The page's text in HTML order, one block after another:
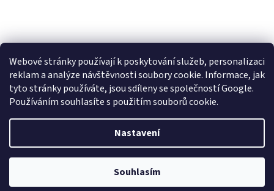
Webové stránky používají k poskytování služeb, personalizaci
reklam a analýze návštěvnosti soubory cookie. Informace, jak
tyto stránky používáte, jsou sdíleny se společností Google.
Používáním souhlasíte s použitím souborů cookie.
Nastavení
Souhlasím
Copyright 2026Obujtese.cz-srdeční záležitost. Všechna práva
vyhrazena.